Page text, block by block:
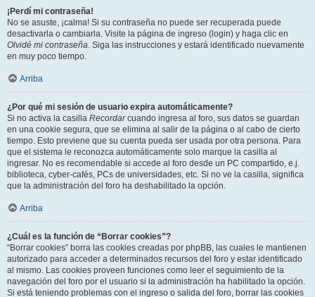
¡Perdí mi contraseña!
No se asuste, ¡calma! Si su contraseña no puede ser recuperada puede
desactivarla o cambiarla. Visite la página de ingreso (login) y haga clic en
Olvidé mi contraseña. Siga las instrucciones y estará identificado nuevamente
en muy poco tiempo.
Arriba
¿Por qué mi sesión de usuario expira automáticamente?
Si no activa la casilla Recordarcuando ingresa al foro, sus datos se guardan
en una cookie segura, que se elimina al salir de la página o al cabo de cierto
tiempo. Esto previene que su cuenta pueda ser usada por otra persona. Para
que el sistema le reconozca automáticamente solo marque la casilla al
ingresar. No es recomendable si accede al foro desde un PC compartido, e.j.
biblioteca, cyber-cafés, PCs de universidades, etc. Si no ve la casilla, significa
que la administración del foro ha deshabilitado la opción.
Arriba
¿Cuál es la función de “Borrar cookies”?
“Borrar cookies” borra las cookies creadas por phpBB, las cuales le mantienen
autorizado para acceder a determinados recursos del foro y estar identificado
al mismo. Las cookies proveen funciones como leer el seguimiento de la
navegación del foro por el usuario si la administración ha habilitado la opción.
Si está teniendo problemas con el ingreso o salida del foro, borrar las cookies